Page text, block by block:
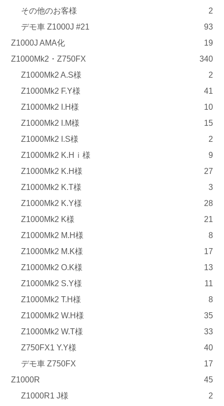
その他のお客様
2
デモ車 Z1000J #21
93
Z1000J AMA化
19
Z1000Mk2・Z750FX
340
Z1000Mk2 A.S様
2
Z1000Mk2 F.Y様
41
Z1000Mk2 I.H様
10
Z1000Mk2 I.M様
15
Z1000Mk2 I.S様
2
Z1000Mk2 K.Hｉ様
9
Z1000Mk2 K.H様
27
Z1000Mk2 K.T様
3
Z1000Mk2 K.Y様
28
Z1000Mk2 K様
21
Z1000Mk2 M.H様
8
Z1000Mk2 M.K様
17
Z1000Mk2 O.K様
13
Z1000Mk2 S.Y様
11
Z1000Mk2 T.H様
8
Z1000Mk2 W.H様
35
Z1000Mk2 W.T様
33
Z750FX1 Y.Y様
40
デモ車 Z750FX
17
Z1000R
45
Z1000R1 J様
2